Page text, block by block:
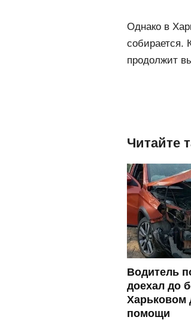
Однако в
собирается.
продолжит
Читайте
Водитель
доехал до
Харьковом
помощи